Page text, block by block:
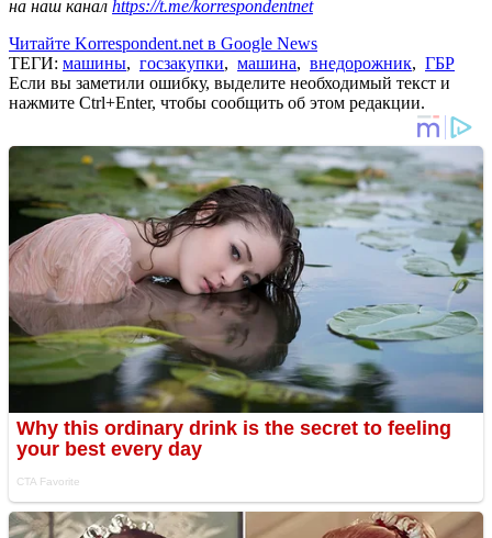
на наш канал https://t.me/korrespondentnet
Читайте Korrespondent.net в Google News
ТЕГИ: машины, госзакупки, машина, внедорожник, ГБР
Если вы заметили ошибку, выделите необходимый текст и
нажмите Ctrl+Enter, чтобы сообщить об этом редакции.